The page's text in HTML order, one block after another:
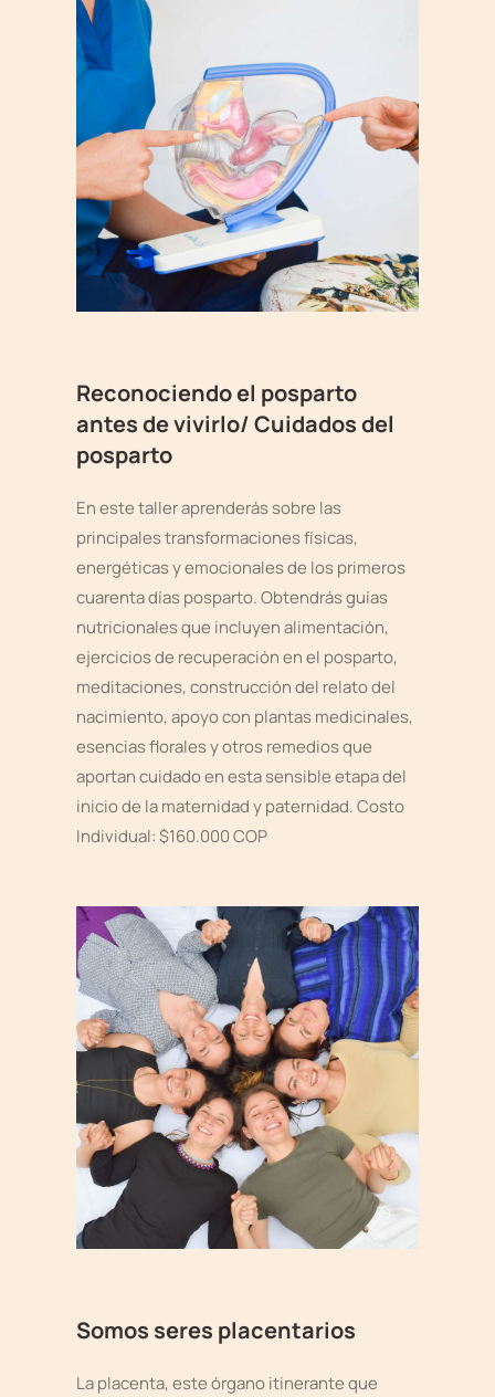
Reconociendo el posparto
antes de vivirlo/ Cuidados del
posparto
En este taller aprenderás sobre las
principales transformaciones físicas,
energéticas y emocionales de los primeros
cuarenta días posparto. Obtendrás guías
nutricionales que incluyen alimentación,
ejercicios de recuperación en el posparto,
meditaciones, construcción del relato del
nacimiento, apoyo con plantas medicinales,
esencias florales y otros remedios que
aportan cuidado en esta sensible etapa del
inicio de la maternidad y paternidad. Costo
Individual: $160.000 COP
Somos seres placentarios
La placenta, este órgano itinerante que